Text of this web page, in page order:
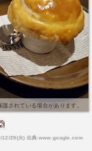
されている場合があります。
12/29(火) 出典:www.google.com